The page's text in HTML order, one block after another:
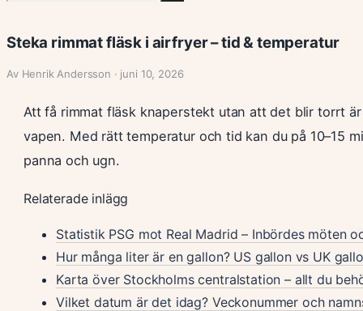
Steka rimmat fläsk i airfryer – tid & temperatur
Av Henrik Andersson · juni 10, 2026
Att få rimmat fläsk knaperstekt utan att det blir torrt
vapen. Med rätt temperatur och tid kan du på 10–15
panna och ugn.
Relaterade inlägg
Statistik PSG mot Real Madrid – Inbördes möten
Hur många liter är en gallon? US gallon vs UK
Karta över Stockholms centralstation – allt du
Vilket datum är det idag? Veckonummer och